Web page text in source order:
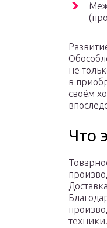
не
в
своём
Что